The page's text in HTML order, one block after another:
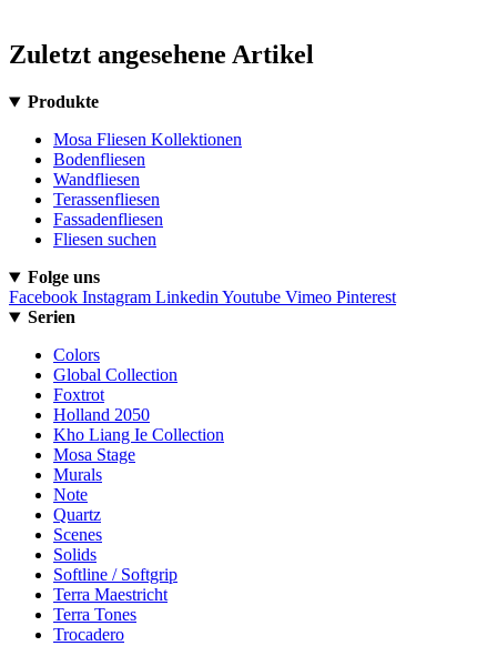
Zuletzt angesehene Artikel
Produkte
Mosa Fliesen Kollektionen
Bodenfliesen
Wandfliesen
Terassenfliesen
Fassadenfliesen
Fliesen suchen
Folge uns
Facebook Instagram Linkedin Youtube Vimeo Pinterest
Serien
Colors
Global Collection
Foxtrot
Holland 2050
Kho Liang Ie Collection
Mosa Stage
Murals
Note
Quartz
Scenes
Solids
Softline / Softgrip
Terra Maestricht
Terra Tones
Trocadero